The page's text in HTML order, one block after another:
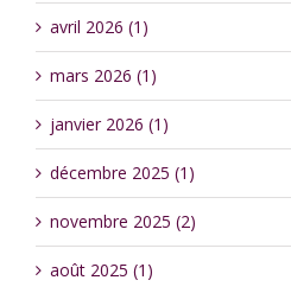
avril 2026 (1)
mars 2026 (1)
janvier 2026 (1)
décembre 2025 (1)
novembre 2025 (2)
août 2025 (1)